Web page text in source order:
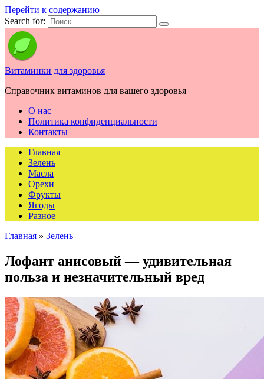
Перейти к содержанию
Search for:
Витаминки для здоровья
Справочник витаминов для вашего здоровья
О нас
Политика конфиденциальности
Контакты
Главная
Зелень
Масла
Орехи
Фрукты
Ягоды
Разное
Главная » Зелень
Лофант анисовый — удивительная
польза и незначительный вред